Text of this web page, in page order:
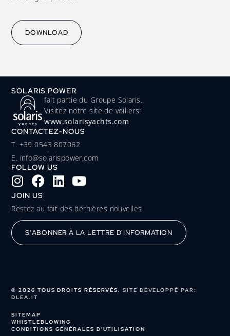
DOWNLOAD
SOLARIS POWER
fait partie du Groupe Solaris.
Visitez notre site de voiliers:
www.solarisyachts.com
CONTACTEZ-NOUS
‭T. +39 0543 807062‬
E. info@solarispower.com
FOLLOW US
JOIN US
Restez au fait des dernières nouvelles
S'ABONNER À LA LETTRE D'INFORMATION
© 2026 TOUS DROITS RÉSERVÉS.SITE DÉVELOPPÉ PAR:
DLEA.IT
SITEMAP
WHISTLEBLOWING
CONDITIONS GÉNÉRALES D'UTILISATION